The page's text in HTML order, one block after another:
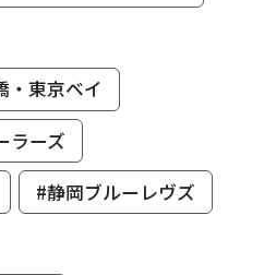
・東京ベイ
ラーズ
#静岡ブルーレヴズ